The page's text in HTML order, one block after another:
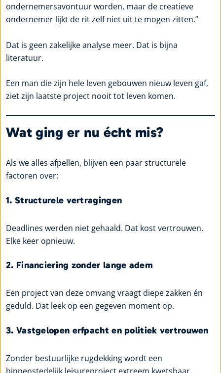
ondernemersavontuur worden, maar de creatieve
ondernemer lijkt de rit zelf niet uit te mogen zitten.”
Dat is geen zakelijke analyse meer. Dat is bijna
literatuur.
Een man die zijn hele leven gebouwen nieuw leven gaf,
ziet zijn laatste project nooit tot leven komen.
Wat ging er nu écht mis?
Als we alles afpellen, blijven een paar structurele
factoren over:
1. Structurele vertragingen
Deadlines werden niet gehaald. Dat kost vertrouwen.
Elke keer opnieuw.
2. Financiering zonder lange adem
Een project van deze omvang vraagt diepe zakken én
geduld. Dat leek op een gegeven moment op.
3. Vastgelopen erfpacht en politiek vertrouwen
Zonder bestuurlijke rugdekking wordt een